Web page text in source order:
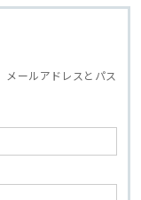
メールアドレスとパス